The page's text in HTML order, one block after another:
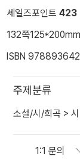
세일즈포인트 423
132쪽125*200mm
ISBN
주제분류
소설/시/희곡 > 시